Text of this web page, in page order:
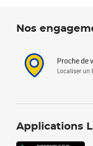
Nos
Proche de
Localiser un
Applications